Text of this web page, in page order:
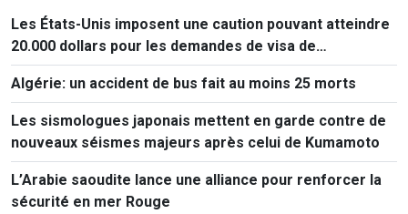
Les États-Unis imposent une caution pouvant atteindre
20.000 dollars pour les demandes de visa de
ressortissants de 50 pays
Algérie: un accident de bus fait au moins 25 morts
Les sismologues japonais mettent en garde contre de
nouveaux séismes majeurs après celui de Kumamoto
L’Arabie saoudite lance une alliance pour renforcer la
sécurité en mer Rouge